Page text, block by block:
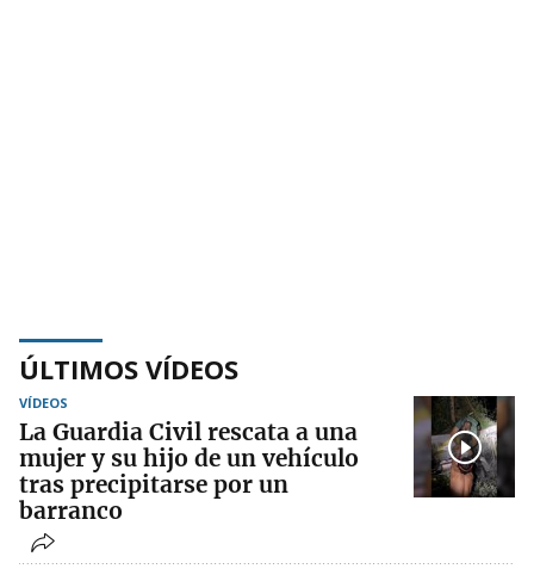
ÚLTIMOS VÍDEOS
VÍDEOS
La Guardia Civil rescata a una
mujer y su hijo de un vehículo
tras precipitarse por un
barranco